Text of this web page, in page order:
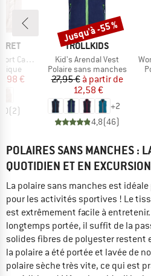
Vest
réduit
€
(2)
MARQUE
TROLLKIDS
Article
Kid's Arendal Vest
Product group
Polaire sans manches
Prix
27,95 € Prix réduit
à partir de
12,58 €
+2
4,8(46)
Remise
Jusqu'à -55 %
POLAIRES SANS MANCHES :
QUOTIDIEN ET EN
La polaire sans manches est
pour les activités sportives ! Le
est extrêmement facile à
longtemps portée, il suffit de la
solides fibres de polyester restent
la polaire a été portée et lavée de
polaire sèche très vite, ce qui est